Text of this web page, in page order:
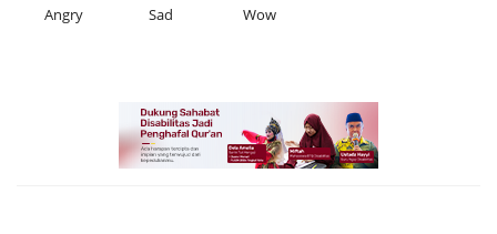
Angry Sad Wow